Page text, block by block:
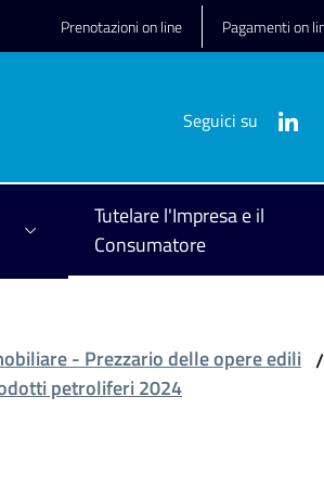
Prenotazioni on line Pagamenti on
Seguici su
Tutelare l'Impresa e il
Consumatore
- Prezzario delle opere edili /
petroliferi 2024